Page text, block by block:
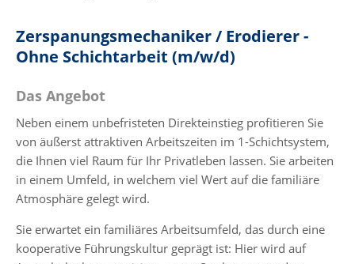
Zerspanungsmechaniker / Erodierer -
Ohne Schichtarbeit (m/w/d)
Das Angebot
Neben einem unbefristeten Direkteinstieg profitieren Sie
von äußerst attraktiven Arbeitszeiten im 1-Schichtsystem,
die Ihnen viel Raum für Ihr Privatleben lassen. Sie arbeiten
in einem Umfeld, in welchem viel Wert auf die familiäre
Atmosphäre gelegt wird.
Sie erwartet ein familiäres Arbeitsumfeld, das durch eine
kooperative Führungskultur geprägt ist: Hier wird auf